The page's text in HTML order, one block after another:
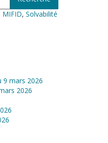
MIFID, Solvabilité
mars 2026
2026